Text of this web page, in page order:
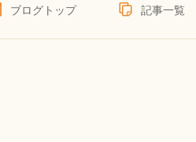
ブログトップ 記事一覧